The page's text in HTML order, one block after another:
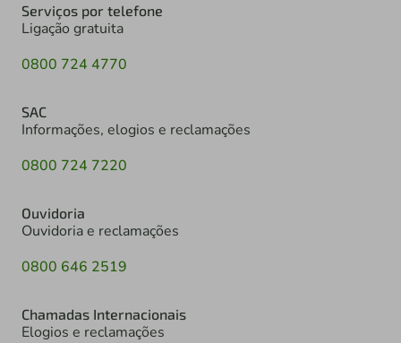
Serviços por telefone
Ligação gratuita
0800 724 4770
SAC
Informações, elogios e reclamações
0800 724 7220
Ouvidoria
Ouvidoria e reclamações
0800 646 2519
Chamadas Internacionais
Elogios e reclamações